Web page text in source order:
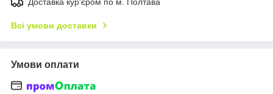
Всі умови доставки
Умови оплати